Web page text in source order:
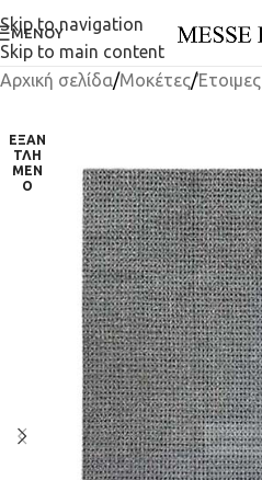
Skip to navigation
Skip to main content
ΜΕΝΟΎ
Αρχική σελίδα/Μοκέτες/Έτοιμες
ΕΞΑΝ
ΤΛΗ
ΜΈΝ
Ο